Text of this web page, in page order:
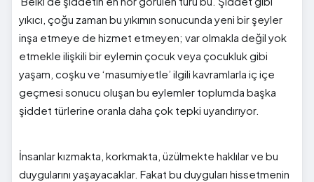
yıkıcı, çoğu zaman bu yıkımın sonucunda yeni bir şeyler
inşa etmeye de hizmet etmeyen; var olmakla değil yok
etmekle ilişkili bir eylemin çocuk veya çocukluk gibi
yaşam, coşku ve ‘masumiyetle’ ilgili kavramlarla iç içe
geçmesi sonucu oluşan bu eylemler toplumda başka
şiddet türlerine oranla daha çok tepki uyandırıyor.
İnsanlar kızmakta, korkmakta, üzülmekte haklılar ve bu
duygularını yaşayacaklar. Fakat bu duyguları hissetmenin